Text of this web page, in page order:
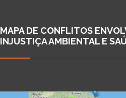
MAPA DE CONFLITOS
INJUSTIÇA AMBIENTAL E